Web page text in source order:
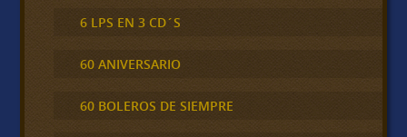
6 LPS EN 3 CD´S
60 ANIVERSARIO
60 BOLEROS DE SIEMPRE